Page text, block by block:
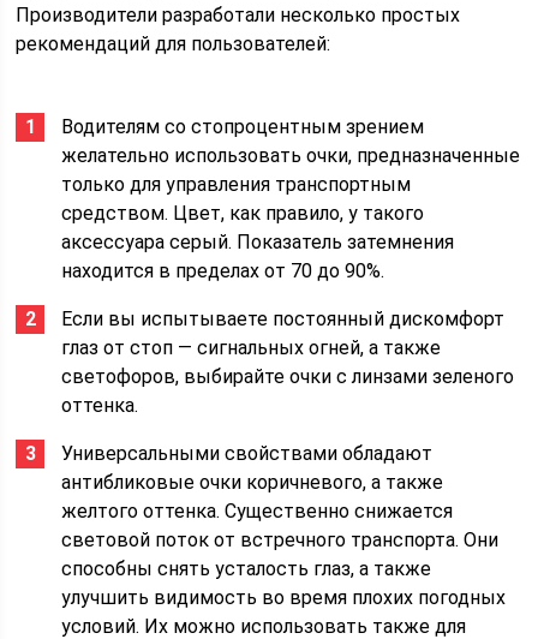
Производители разработали несколько простых
рекомендаций для пользователей:
Водителям со стопроцентным зрением
желательно использовать очки, предназначенные
только для управления транспортным
средством. Цвет, как правило, у такого
аксессуара серый. Показатель затемнения
находится в пределах от 70 до 90%.
Если вы испытываете постоянный дискомфорт
глаз от стоп — сигнальных огней, а также
светофоров, выбирайте очки с линзами зеленого
оттенка.
Универсальными свойствами обладают
антибликовые очки коричневого, а также
желтого оттенка. Существенно снижается
световой поток от встречного транспорта. Они
способны снять усталость глаз, а также
улучшить видимость во время плохих погодных
условий. Их можно использовать также для